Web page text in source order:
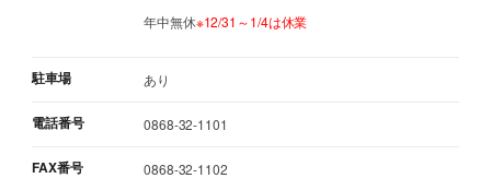
年中無休※12/31～1/4は休業
駐車場 あり
電話番号 0868-32-1101
FAX番号 0868-32-1102